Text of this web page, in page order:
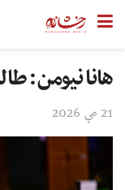
هانا نیومن:
21 مې 2026